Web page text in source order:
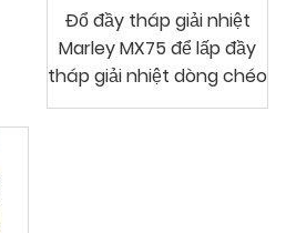
Đổ đầy tháp giải nhiệt
Marley MX75 để lấp đầy
tháp giải nhiệt dòng chéo